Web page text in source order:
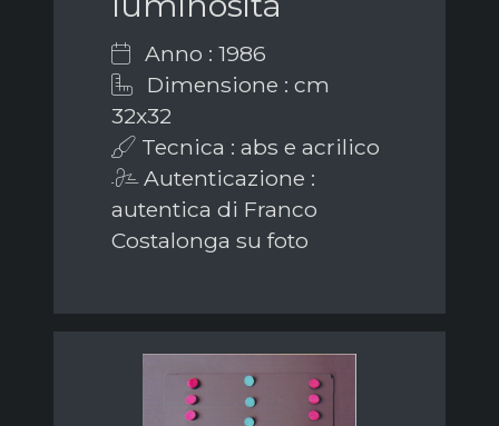
Anno : 1986
Dimensione : cm
32x32
Tecnica : abs e acrilico
Autenticazione :
autentica di Franco
Costalonga su foto